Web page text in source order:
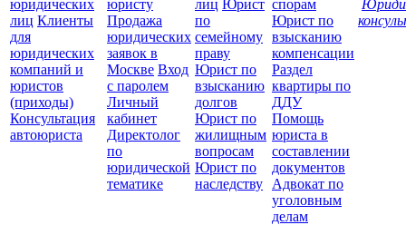
юридических
лиц Клиенты
для
юридических
компаний и
юристов
(приходы)
Консультация
автоюриста
юристу
Продажа
юридических
заявок в
Москве Вход
с паролем
Личный
кабинет
Директолог
по
юридической
тематике
лиц Юрист
по
семейному
праву
Юрист по
взысканию
долгов
Юрист по
жилищным
вопросам
Юрист по
наследству
спорам
Юрист по
взысканию
компенсации
Раздел
квартиры по
ДДУ
Помощь
юриста в
составлении
документов
Адвокат по
уголовным
делам